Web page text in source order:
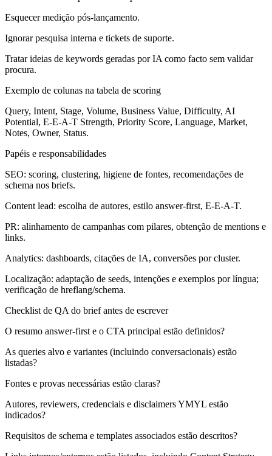
Esquecer medição pós‑lançamento.
Ignorar pesquisa interna e tickets de suporte.
Tratar ideias de keywords geradas por IA como facto sem validar
procura.
Exemplo de colunas na tabela de scoring
Query, Intent, Stage, Volume, Business Value, Difficulty, AI
Potential, E‑E‑A‑T Strength, Priority Score, Language, Market,
Notes, Owner, Status.
Papéis e responsabilidades
SEO: scoring, clustering, higiene de fontes, recomendações de
schema nos briefs.
Content lead: escolha de autores, estilo answer‑first, E‑E‑A‑T.
PR: alinhamento de campanhas com pilares, obtenção de mentions e
links.
Analytics: dashboards, citações de IA, conversões por cluster.
Localização: adaptação de seeds, intenções e exemplos por língua;
verificação de hreflang/schema.
Checklist de QA do brief antes de escrever
O resumo answer‑first e o CTA principal estão definidos?
As queries alvo e variantes (incluindo conversacionais) estão
listadas?
Fontes e provas necessárias estão claras?
Autores, reviewers, credenciais e disclaimers YMYL estão
indicados?
Requisitos de schema e templates associados estão descritos?